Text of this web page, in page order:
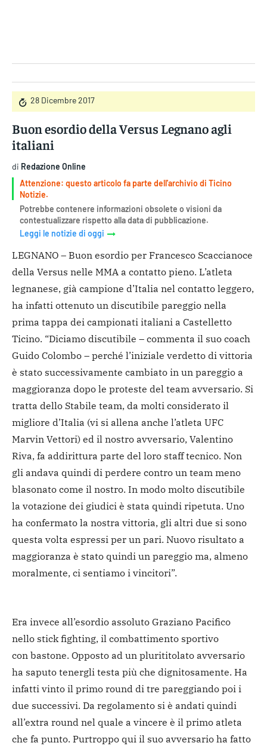
28 Dicembre 2017
Buon esordio della Versus Legnano agli
italiani
di Redazione Online
Attenzione: questo articolo fa parte dell'archivio di Ticino
Notizie.
Potrebbe contenere informazioni obsolete o visioni da
contestualizzare rispetto alla data di pubblicazione.
Leggi le notizie di oggi
LEGNANO – Buon esordio per Francesco Scaccianoce
della Versus nelle MMA a contatto pieno. L’atleta
legnanese, già campione d’Italia nel contatto leggero,
ha infatti ottenuto un discutibile pareggio nella
prima tappa dei campionati italiani a Castelletto
Ticino. “Diciamo discutibile – commenta il suo coach
Guido Colombo – perché l’iniziale verdetto di vittoria
è stato successivamente cambiato in un pareggio a
maggioranza dopo le proteste del team avversario. Si
tratta dello Stabile team, da molti considerato il
migliore d’Italia (vi si allena anche l’atleta UFC
Marvin Vettori) ed il nostro avversario, Valentino
Riva, fa addirittura parte del loro staff tecnico. Non
gli andava quindi di perdere contro un team meno
blasonato come il nostro. In modo molto discutibile
la votazione dei giudici è stata quindi ripetuta. Uno
ha confermato la nostra vittoria, gli altri due si sono
questa volta espressi per un pari. Nuovo risultato a
maggioranza è stato quindi un pareggio ma, almeno
moralmente, ci sentiamo i vincitori”.
Era invece all’esordio assoluto Graziano Pacifico
nello stick fighting, il combattimento sportivo
con bastone. Opposto ad un plurititolato avversario
ha saputo tenergli testa più che dignitosamente. Ha
infatti vinto il primo round di tre pareggiando poi i
due successivi. Da regolamento si è andati quindi
all’extra round nel quale a vincere è il primo atleta
che fa punto. Purtroppo qui il suo avversario ha fatto